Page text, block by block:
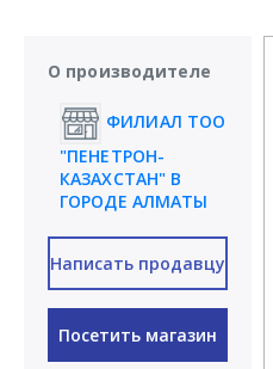
О производителе
ФИЛИАЛ ТОО
"ПЕНЕТРОН-
КАЗАХСТАН" В
ГОРОДЕ АЛМАТЫ
Написать продавцу
Посетить магазин